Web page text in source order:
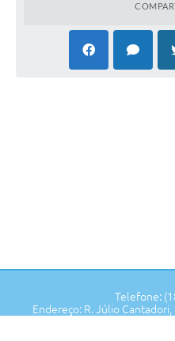
Telefone:
Endereço: R. Júlio